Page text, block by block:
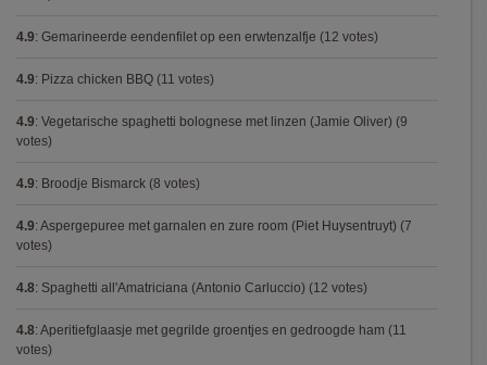
4.9: Gemarineerde eendenfilet op een erwtenzalfje (12 votes)
4.9: Pizza chicken BBQ (11 votes)
4.9: Vegetarische spaghetti bolognese met linzen (Jamie Oliver) (9
votes)
4.9: Broodje Bismarck (8 votes)
4.9: Aspergepuree met garnalen en zure room (Piet Huysentruyt) (7
votes)
4.8: Spaghetti all'Amatriciana (Antonio Carluccio) (12 votes)
4.8: Aperitiefglaasje met gegrilde groentjes en gedroogde ham (11
votes)